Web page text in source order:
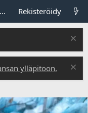
Kirjaudu sisään Rekisteröidy
ylläpitoon.